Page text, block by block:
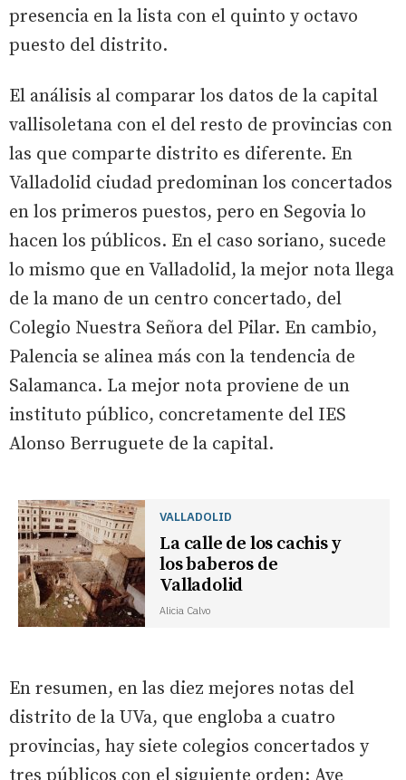
presencia en la lista con el quinto y octavo
puesto del distrito.
El análisis al comparar los datos de la capital
vallisoletana con el del resto de provincias con
las que comparte distrito es diferente. En
Valladolid ciudad predominan los concertados
en los primeros puestos, pero en Segovia lo
hacen los públicos. En el caso soriano, sucede
lo mismo que en Valladolid, la mejor nota llega
de la mano de un centro concertado, del
Colegio Nuestra Señora del Pilar. En cambio,
Palencia se alinea más con la tendencia de
Salamanca. La mejor nota proviene de un
instituto público, concretamente del IES
Alonso Berruguete de la capital.
VALLADOLID
La calle de los cachis y
los baberos de
Valladolid
Alicia Calvo
En resumen, en las diez mejores notas del
distrito de la UVa, que engloba a cuatro
provincias, hay siete colegios concertados y